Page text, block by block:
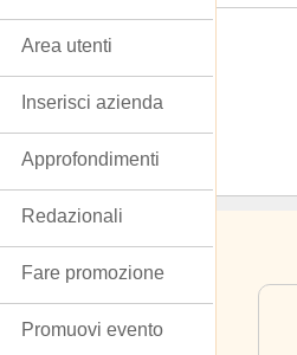
Area utenti
Inserisci azienda
Approfondimenti
Redazionali
Fare promozione
Promuovi evento